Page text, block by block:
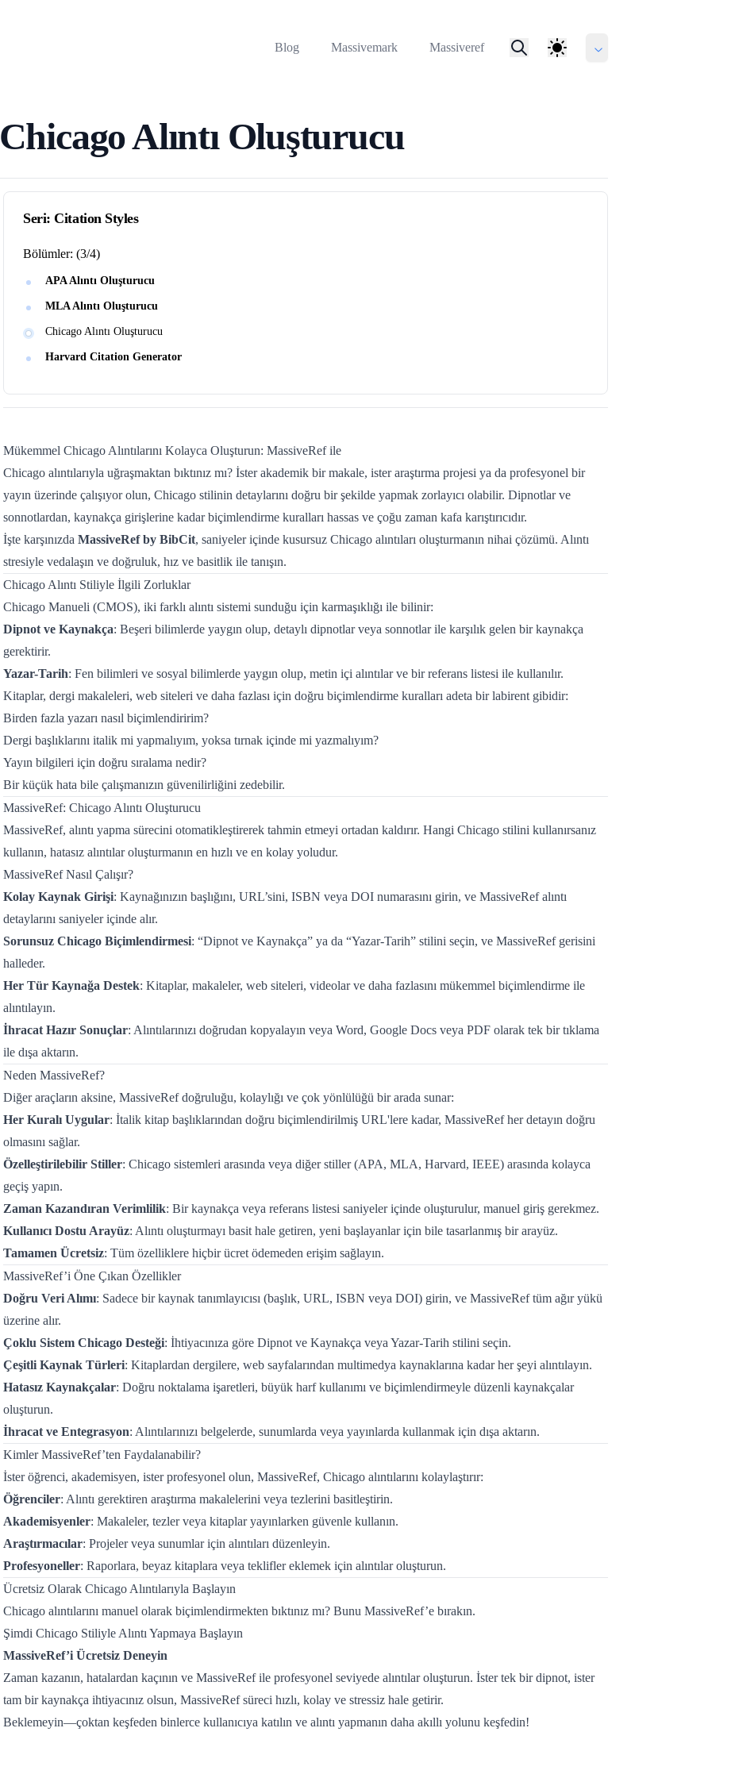
Blog Massivemark Massiveref
Chicago Alıntı Oluşturucu
Seri: Citation Styles
Bölümler: (3/4)
APA Alıntı Oluşturucu
MLA Alıntı Oluşturucu
Chicago Alıntı Oluşturucu
Harvard Citation Generator
Mükemmel Chicago Alıntılarını Kolayca Oluşturun: MassiveRef ile
Chicago alıntılarıyla uğraşmaktan bıktınız mı? İster akademik bir makale, ister araştırma projesi ya da profesyonel bir
yayın üzerinde çalışıyor olun, Chicago stilinin detaylarını doğru bir şekilde yapmak zorlayıcı olabilir. Dipnotlar ve
sonnotlardan, kaynakça girişlerine kadar biçimlendirme kuralları hassas ve çoğu zaman kafa karıştırıcıdır.
İşte karşınızda MassiveRef by BibCit, saniyeler içinde kusursuz Chicago alıntıları oluşturmanın nihai çözümü. Alıntı
stresiyle vedalaşın ve doğruluk, hız ve basitlik ile tanışın.
Chicago Alıntı Stiliyle İlgili Zorluklar
Chicago Manueli (CMOS), iki farklı alıntı sistemi sunduğu için karmaşıklığı ile bilinir:
Dipnot ve Kaynakça: Beşeri bilimlerde yaygın olup, detaylı dipnotlar veya sonnotlar ile karşılık gelen bir kaynakça
gerektirir.
Yazar-Tarih: Fen bilimleri ve sosyal bilimlerde yaygın olup, metin içi alıntılar ve bir referans listesi ile kullanılır.
Kitaplar, dergi makaleleri, web siteleri ve daha fazlası için doğru biçimlendirme kuralları adeta bir labirent gibidir:
Birden fazla yazarı nasıl biçimlendiririm?
Dergi başlıklarını italik mi yapmalıyım, yoksa tırnak içinde mi yazmalıyım?
Yayın bilgileri için doğru sıralama nedir?
Bir küçük hata bile çalışmanızın güvenilirliğini zedebilir.
MassiveRef: Chicago Alıntı Oluşturucu
MassiveRef, alıntı yapma sürecini otomatikleştirerek tahmin etmeyi ortadan kaldırır. Hangi Chicago stilini kullanırsanız
kullanın, hatasız alıntılar oluşturmanın en hızlı ve en kolay yoludur.
MassiveRef Nasıl Çalışır?
Kolay Kaynak Girişi: Kaynağınızın başlığını, URL’sini, ISBN veya DOI numarasını girin, ve MassiveRef alıntı
detaylarını saniyeler içinde alır.
Sorunsuz Chicago Biçimlendirmesi: “Dipnot ve Kaynakça” ya da “Yazar-Tarih” stilini seçin, ve MassiveRef gerisini
halleder.
Her Tür Kaynağa Destek: Kitaplar, makaleler, web siteleri, videolar ve daha fazlasını mükemmel biçimlendirme ile
alıntılayın.
İhracat Hazır Sonuçlar: Alıntılarınızı doğrudan kopyalayın veya Word, Google Docs veya PDF olarak tek bir tıklama
ile dışa aktarın.
Neden MassiveRef?
Diğer araçların aksine, MassiveRef doğruluğu, kolaylığı ve çok yönlülüğü bir arada sunar:
Her Kuralı Uygular: İtalik kitap başlıklarından doğru biçimlendirilmiş URL'lere kadar, MassiveRef her detayın doğru
olmasını sağlar.
Özelleştirilebilir Stiller: Chicago sistemleri arasında veya diğer stiller (APA, MLA, Harvard, IEEE) arasında kolayca
geçiş yapın.
Zaman Kazandıran Verimlilik: Bir kaynakça veya referans listesi saniyeler içinde oluşturulur, manuel giriş gerekmez.
Kullanıcı Dostu Arayüz: Alıntı oluşturmayı basit hale getiren, yeni başlayanlar için bile tasarlanmış bir arayüz.
Tamamen Ücretsiz: Tüm özelliklere hiçbir ücret ödemeden erişim sağlayın.
MassiveRef’i Öne Çıkan Özellikler
Doğru Veri Alımı: Sadece bir kaynak tanımlayıcısı (başlık, URL, ISBN veya DOI) girin, ve MassiveRef tüm ağır yükü
üzerine alır.
Çoklu Sistem Chicago Desteği: İhtiyacınıza göre Dipnot ve Kaynakça veya Yazar-Tarih stilini seçin.
Çeşitli Kaynak Türleri: Kitaplardan dergilere, web sayfalarından multimedya kaynaklarına kadar her şeyi alıntılayın.
Hatasız Kaynakçalar: Doğru noktalama işaretleri, büyük harf kullanımı ve biçimlendirmeyle düzenli kaynakçalar
oluşturun.
İhracat ve Entegrasyon: Alıntılarınızı belgelerde, sunumlarda veya yayınlarda kullanmak için dışa aktarın.
Kimler MassiveRef’ten Faydalanabilir?
İster öğrenci, akademisyen, ister profesyonel olun, MassiveRef, Chicago alıntılarını kolaylaştırır:
Öğrenciler: Alıntı gerektiren araştırma makalelerini veya tezlerini basitleştirin.
Akademisyenler: Makaleler, tezler veya kitaplar yayınlarken güvenle kullanın.
Araştırmacılar: Projeler veya sunumlar için alıntıları düzenleyin.
Profesyoneller: Raporlara, beyaz kitaplara veya teklifler eklemek için alıntılar oluşturun.
Ücretsiz Olarak Chicago Alıntılarıyla Başlayın
Chicago alıntılarını manuel olarak biçimlendirmekten bıktınız mı? Bunu MassiveRef’e bırakın.
Şimdi Chicago Stiliyle Alıntı Yapmaya Başlayın
MassiveRef’i Ücretsiz Deneyin
Zaman kazanın, hatalardan kaçının ve MassiveRef ile profesyonel seviyede alıntılar oluşturun. İster tek bir dipnot, ister
tam bir kaynakça ihtiyacınız olsun, MassiveRef süreci hızlı, kolay ve stressiz hale getirir.
Beklemeyin—çoktan keşfeden binlerce kullanıcıya katılın ve alıntı yapmanın daha akıllı yolunu keşfedin!